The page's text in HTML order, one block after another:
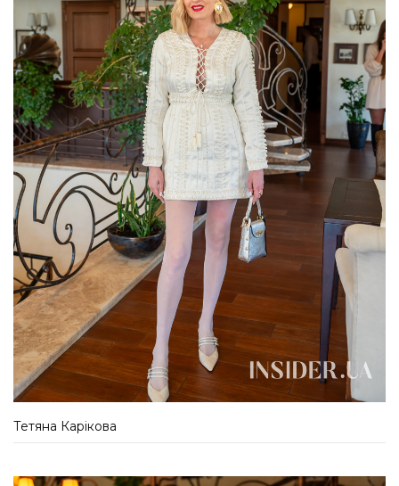
Тетяна Карікова